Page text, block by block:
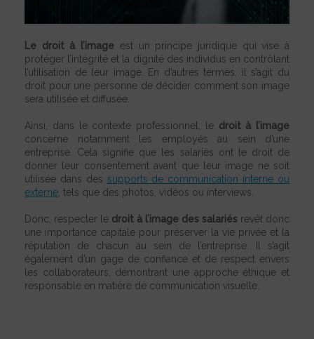
Le droit à l’image est un principe juridique qui vise à
protéger l’intégrité et la dignité des individus en contrôlant
l’utilisation de leur image. En d’autres termes, il s’agit du
droit pour une personne de décider comment son image
sera utilisée et diffusée.
Ainsi, dans le contexte professionnel, le droit à l’image
concerne notamment les employés au sein d’une
entreprise. Cela signifie que les salariés ont le droit de
donner leur consentement avant que leur image ne soit
utilisée dans des supports de communication interne ou
externe , tels que des photos, vidéos ou interviews.
Donc, respecter le droit à l’image des salariés revêt donc
une importance capitale pour préserver la vie privée et la
réputation de chacun au sein de l’entreprise. Il s’agit
également d’un gage de confiance et de respect envers
les collaborateurs, démontrant une approche éthique et
responsable en matière de communication visuelle.